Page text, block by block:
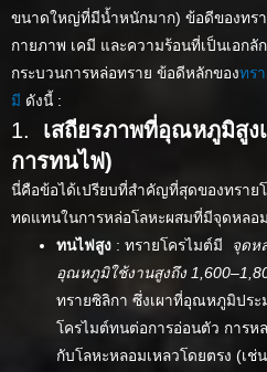
ขนาดใหญ่ที่มีน้ำหนักมาก) ข้อดีของทร
กายภาพ เคมี และความร้อนที่เป็นเอ
กระบวนการหล่อทราย ข้อดีหลักของทร
มี ดังนี้ :
1. เสถียรภาพที่อุณหภูมิสูง
การทนไฟ)
นี่คือข้อได้เปรียบที่สำคัญที่สุดของทราย
ทดแทนในการหล่อโลหะผสมที่มีจุดหลอ
ทนไฟสูง : ทรายโครไมต์มี จุดห
อุณหภูมิใช้งานสูงถึง
ทรายซิลิกา ซึ่งเผาที่อุณหภูมิปร
โครไมต์ทนต่อการอ่อนตัว การห
กับโลหะหลอมเหลวโดยตรง (เ